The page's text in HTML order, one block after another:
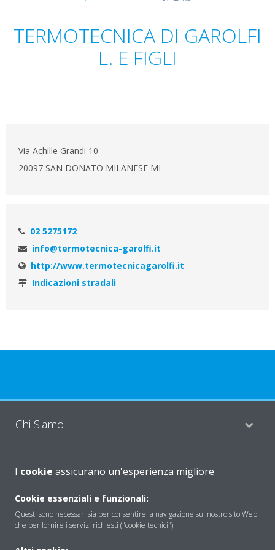
TERMOTECNICA DI GAROLFI
L. E FIGLI
Via Achille Grandi 10
20097 SAN DONATO MILANESE MI
02 5275172
info@termotecnica-garolfi.it
http://www.termotecnicagarolfi.it
Indicazioni stradali
Chi Siamo
Soluzioni
Contattaci
I cookie assicurano un'esperienza migliore
Cookie essenziali e funzionali:
Questi sono necessari sia per consentire la navigazione sul nostro sito Web
che per fornire i servizi richiesti ("cookie tecnici").